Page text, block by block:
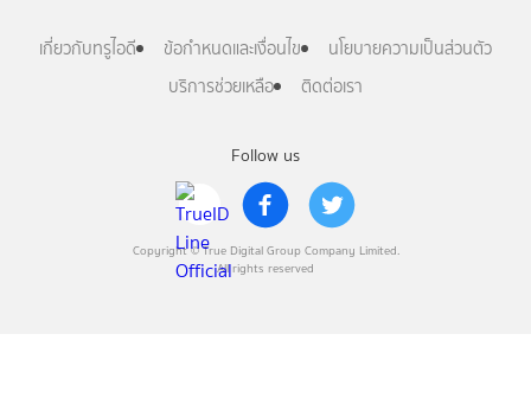
Follow us
Copyright © True Digital Group Company Limited.
All rights reserved
เกี่ยวกับทรูไอดี ข้อกำหนดและเงื่อนไข
นโยบายความเป็นส่วนตัว
บริการช่วยเหลือ
ติดต่อเรา